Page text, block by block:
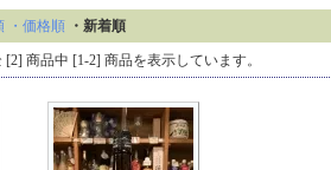
・価格順 ・新着順
[2] 商品中 [1-2] 商品を表示しています。